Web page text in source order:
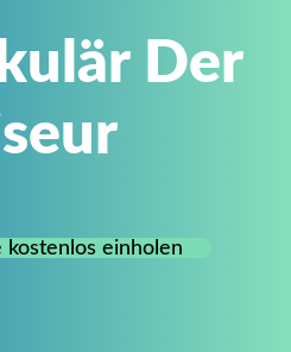
Der
kostenlos einholen